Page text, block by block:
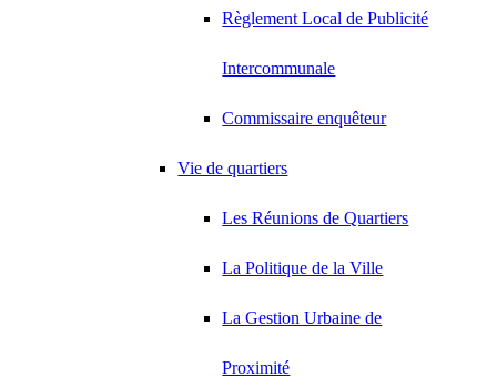
Règlement Local de Publicité
Intercommunale
Commissaire enquêteur
Vie de quartiers
Les Réunions de Quartiers
La Politique de la Ville
La Gestion Urbaine de
Proximité